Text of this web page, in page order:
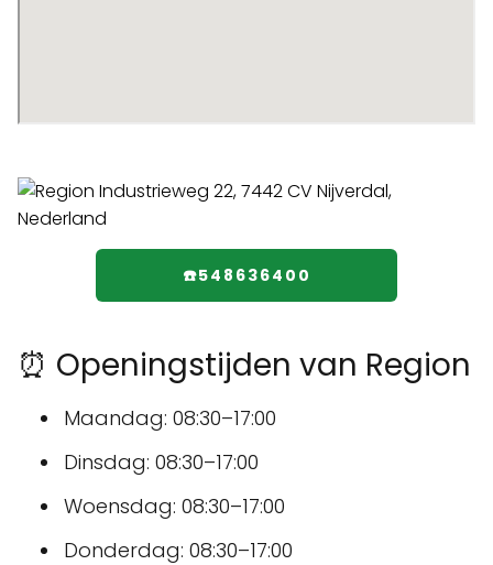
☎️548636400
⏰ Openingstijden van Region
Maandag: 08:30–17:00
Dinsdag: 08:30–17:00
Woensdag: 08:30–17:00
Donderdag: 08:30–17:00